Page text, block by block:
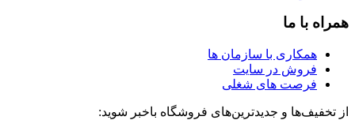
همراه با ما
همکاری با سازمان ها
فروش در سایت
فرصت های شغلی
از تخفیف‌ها و جدیدترین‌های فروشگاه باخبر شوید: